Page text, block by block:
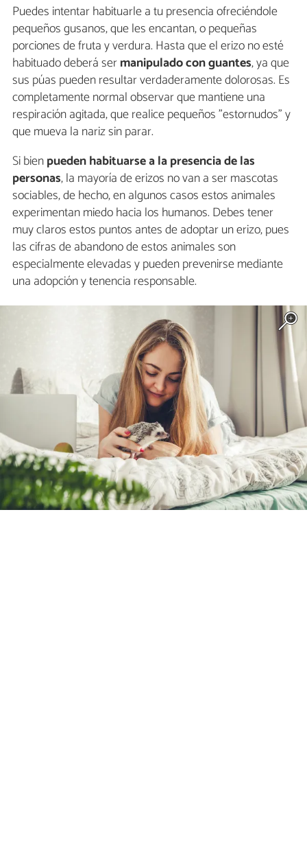
Puedes intentar habituarle a tu presencia ofreciéndole
pequeños gusanos, que les encantan, o pequeñas
porciones de fruta y verdura. Hasta que el erizo no esté
habituado deberá sermanipulado con guantes, ya que
sus púas pueden resultar verdaderamente dolorosas. Es
completamente normal observar que mantiene una
respiración agitada, que realice pequeños "estornudos" y
que mueva la nariz sin parar.
Si bienpuedenhabituarse a la presencia de las
personas, la mayoría de erizos no van a ser mascotas
sociables, de hecho, en algunos casos estos animales
experimentan miedo hacia los humanos. Debes tener
muy claros estos puntos antes de adoptar un erizo, pues
las cifras de abandono de estos animales son
especialmente elevadas y pueden prevenirse mediante
una adopción y tenencia responsable.